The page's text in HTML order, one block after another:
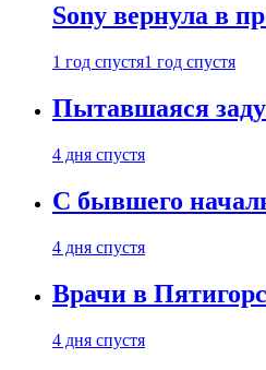
Sony вернула в
1 год спустя1 год спустя
Пытавшаяся
4 дня спустя
С бывшего
4 дня спустя
Врачи в
4 дня спустя